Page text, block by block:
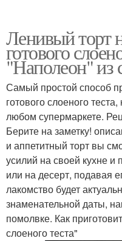
Ленивый торт
готового
"Наполеон" из
Самый простой способ
готового слоеного
любом супермаркете.
Берите на заметку!
и аппетитный торт вы
усилий на своей кухне и
или на десерт, подавая
лакомство будет
знаменательной даты,
помолвке. Как
слоеного теста"